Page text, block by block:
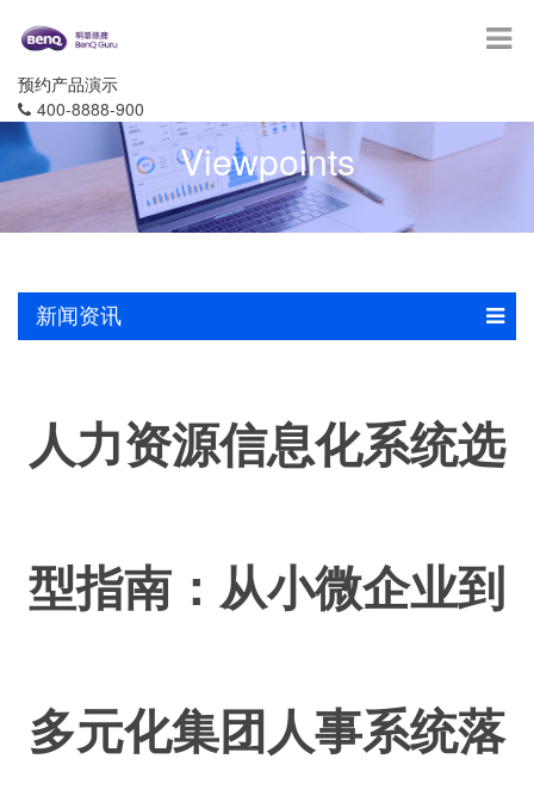
预约产品演示
400-8888-900
Viewpoints
新闻资讯
人力资源信息化系统选
型指南：从小微企业到
多元化集团人事系统落